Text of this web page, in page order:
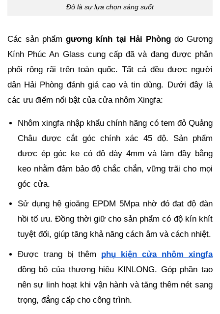
Đô là sự lựa chọn sáng suốt
Các sản phẩm gương kính tại Hải Phòng do Gương
Kính Phúc An Glass cung cấp đã và đang được phân
phối rộng rãi trên toàn quốc. Tất cả đều được người
dân Hải Phòng đánh giá cao và tin dùng. Dưới đây là
các ưu điểm nổi bật của cửa nhôm Xingfa:
Nhôm xingfa nhập khẩu chính hãng có tem đỏ Quảng
Châu được cắt góc chính xác 45 độ. Sản phẩm
được ép góc ke có độ dày 4mm và làm đầy bằng
keo nhằm đảm bảo độ chắc chắn, vững trãi cho mọi
góc cửa.
Sử dụng hệ gioăng EPDM 5Mpa nhờ đó đạt độ đàn
hồi tố ưu. Đồng thời giữ cho sản phẩm có độ kín khít
tuyệt đối, giúp tăng khả năng cách âm và cách nhiệt.
Được trang bị thêm phụ kiện cửa nhôm xingfa
đồng bộ của thương hiệu KINLONG. Góp phần tạo
nên sự linh hoạt khi vận hành và tăng thêm nét sang
trọng, đẳng cấp cho công trình.